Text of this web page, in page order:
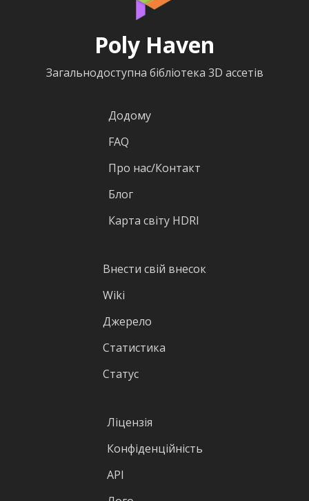
Poly Haven
Загальнодоступна бібліотека 3D ассетів
Додому
FAQ
Про нас/Контакт
Блог
Карта світу HDRI
Внести свій внесок
Wiki
Джерело
Статистика
Статус
Ліцензія
Конфіденційність
API